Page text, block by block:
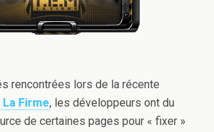
rencontrées lors de la récente
La Firme, les développeurs ont du
de certaines pages pour « fixer »